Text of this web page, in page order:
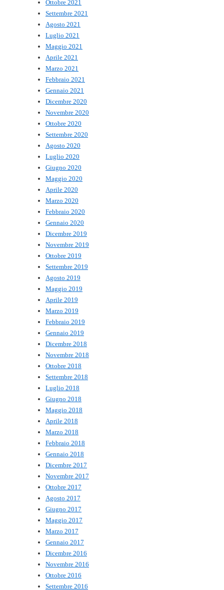
Ottobre 2021
Settembre 2021
Agosto 2021
Luglio 2021
Maggio 2021
Aprile 2021
Marzo 2021
Febbraio 2021
Gennaio 2021
Dicembre 2020
Novembre 2020
Ottobre 2020
Settembre 2020
Agosto 2020
Luglio 2020
Giugno 2020
Maggio 2020
Aprile 2020
Marzo 2020
Febbraio 2020
Gennaio 2020
Dicembre 2019
Novembre 2019
Ottobre 2019
Settembre 2019
Agosto 2019
Maggio 2019
Aprile 2019
Marzo 2019
Febbraio 2019
Gennaio 2019
Dicembre 2018
Novembre 2018
Ottobre 2018
Settembre 2018
Luglio 2018
Giugno 2018
Maggio 2018
Aprile 2018
Marzo 2018
Febbraio 2018
Gennaio 2018
Dicembre 2017
Novembre 2017
Ottobre 2017
Agosto 2017
Giugno 2017
Maggio 2017
Marzo 2017
Gennaio 2017
Dicembre 2016
Novembre 2016
Ottobre 2016
Settembre 2016